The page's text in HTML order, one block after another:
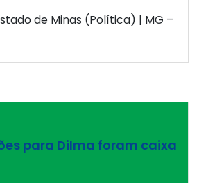
de Minas (Política) | MG –
para Dilma foram caixa